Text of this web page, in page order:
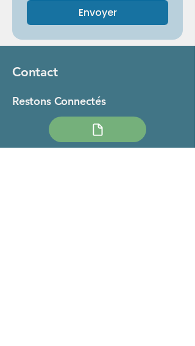
Envoyer
Contact
Restons Connectés